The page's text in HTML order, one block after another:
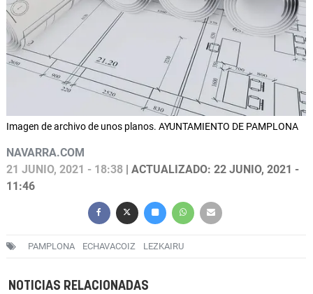
Imagen de archivo de unos planos. AYUNTAMIENTO DE PAMPLONA
NAVARRA.COM
21 JUNIO, 2021 - 18:38 | ACTUALIZADO: 22 JUNIO, 2021 -
11:46
PAMPLONA ECHAVACOIZ LEZKAIRU
NOTICIAS RELACIONADAS